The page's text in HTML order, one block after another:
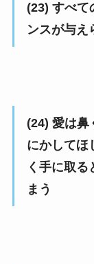
(23) すべて
ンスが与え
(24) 愛は鼻
にかしてほ
く手に取る
まう